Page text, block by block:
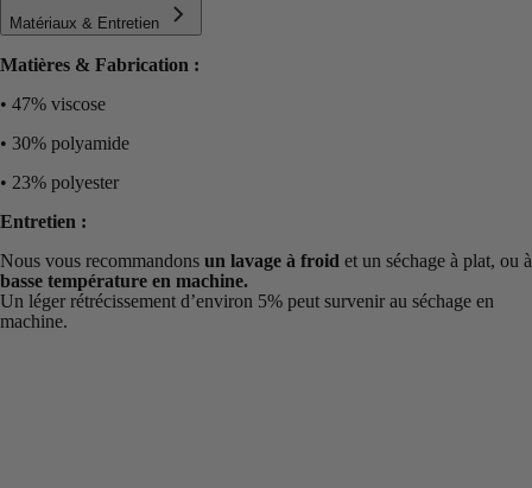
Matériaux & Entretien
Matières & Fabrication :
• 47% viscose
• 30% polyamide
• 23% polyester
Entretien :
Nous vous recommandons un lavage à froid et un séchage à plat, ou à
basse température en machine.
Un léger rétrécissement d’environ 5% peut survenir au séchage en
machine.